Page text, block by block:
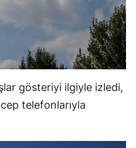
Mersin
İstanbul
İzmir
Kastamonu
gösteriyi ilgiyle izledi,
telefonlarıyla